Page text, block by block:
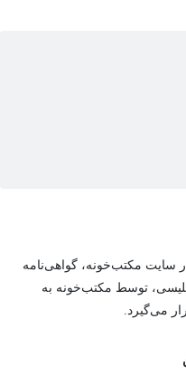
سایت مکتب‌خونه، گواهی‌نامه
توسط مکتب‌خونه به
می‌گیرد.